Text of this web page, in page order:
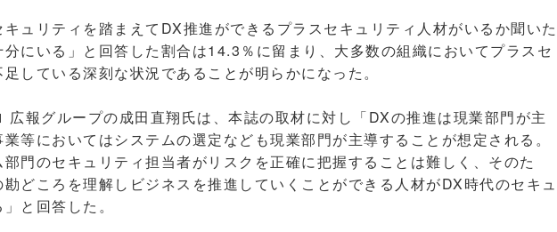
ュリティを踏まえてDX推進ができるプラスセキュリティ人材がいるか聞いた
にいる」と回答した割合は14.3％に留まり、大多数の組織においてプラスセ
している深刻な状況であることが明らかになった。
報グループの成田直翔氏は、本誌の取材に対し「DXの推進は現業部門が主
等においてはシステムの選定なども現業部門が主導することが想定される。
門のセキュリティ担当者がリスクを正確に把握することは難しく、そのた
どころを理解しビジネスを推進していくことができる人材がDX時代のセキュ
と回答した。